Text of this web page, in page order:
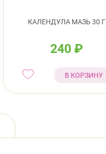
КАЛЕНДУЛА МАЗЬ 30 Г
240 ₽
В КОРЗИНУ